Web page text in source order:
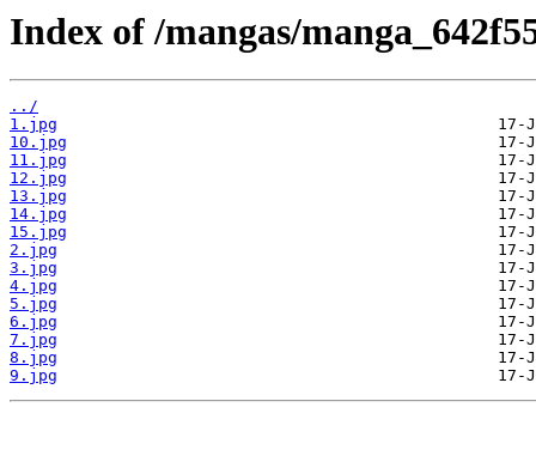
Index of /mangas/
../
1.jpg
10.jpg
11.jpg
12.jpg
13.jpg
14.jpg
15.jpg
2.jpg
3.jpg
4.jpg
5.jpg
6.jpg
7.jpg
8.jpg
9.jpg